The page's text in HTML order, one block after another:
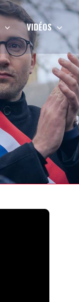
VIDÉOS